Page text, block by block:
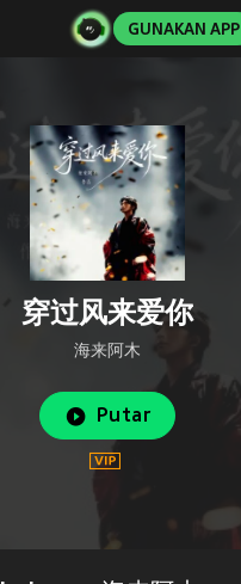
GUNAKAN APP
穿过风来爱你
海来阿木
Putar